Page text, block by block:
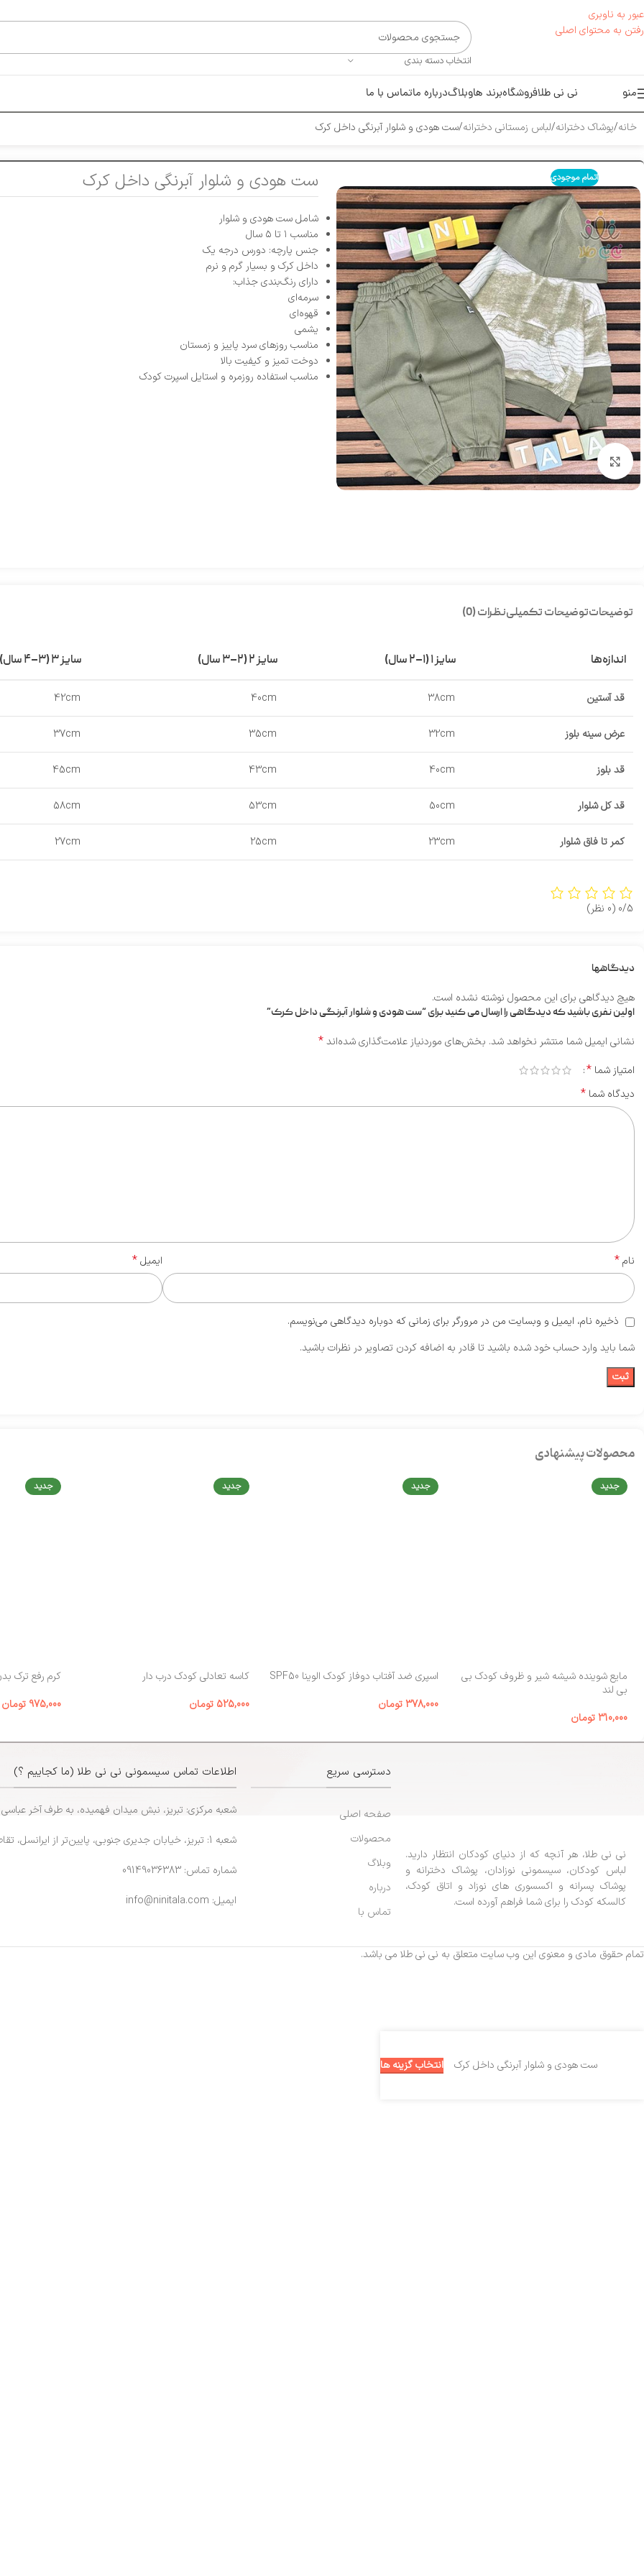
عبور به ناوبری
رفتن به محتوای اصلی
انتخاب دسته بندی
منو نی نی طلافروشگاهبرند هاوبلاگدرباره ماتماس با ما
خانه پوشاک دخترانه لباس زمستانی دخترانه ست هودی و شلوار آبرنگی داخل کرک
اتمام موجودی
بزرگنمایی تصویر
ست هودی و شلوار آبرنگی داخل کرک
شامل ست هودی و شلوار
مناسب ۱ تا ۵ سال
جنس پارچه: دورس درجه یک
داخل کرک و بسیار گرم و نرم
دارای رنگ‌بندی جذاب:
سرمه‌ای
قهوه‌ای
یشمی
مناسب روزهای سرد پاییز و زمستان
دوخت تمیز و کیفیت بالا
مناسب استفاده روزمره و استایل اسپرت کودک
توضیحاتتوضیحات تکمیلینظرات (0)
اندازه‌ها سایز ۱ (۱–۲ سال) سایز ۲ (۲–۳ سال) سایز ۳ (۳–۴ سال)
قد آستین 38cm
40cm
42cm
عرض سینه بلوز 32cm
35cm
37cm
قد بلوز 40cm
43cm
45cm
قد کل شلوار 50cm
53cm
58cm
کمر تا فاق شلوار 23cm
25cm
27cm
0/5 (0 نظر)
دیدگاهها
هیچ دیدگاهی برای این محصول نوشته نشده است.
اولین نفری باشید که دیدگاهی را ارسال می کنید برای “ست هودی و شلوار آبرنگی داخل کرک”
نشانی ایمیل شما منتشر نخواهد شد. بخش‌های موردنیاز علامت‌گذاری شده‌اند*
امتیاز شما *
دیدگاه شما *
نام* ایمیل*
ذخیره نام، ایمیل و وبسایت من در مرورگر برای زمانی که دوباره دیدگاهی می‌نویسم.
شما باید وارد حساب خود شده باشید تا قادر به اضافه کردن تصاویر در نظرات باشید.
محصولات پیشنهادی
جدید
مایع شوینده شیشه شیر و ظروف کودک بی‌
بی لند
310,000تومان
جدید
اسپری ضد آفتاب دوفاز کودک الوینا SPF50
378,000 تومان
جدید
کاسه تعادلی کودک درب‌ دار
525,000 تومان
جدید
کرم رفع ترک
975,000 تومان
نی نی طلا، هر آنچه که از دنیای کودکان انتظار دارید.
لباس کودکان، سیسمونی نوزادان، پوشاک دخترانه و
پوشاک پسرانه و اکسسوری های نوزاد و اتاق کودک،
کالسکه کودک را برای شما فراهم آورده است.
دسترسی سریع
صفحه اصلی
محصولات
وبلاگ
درباره
تماس با
اطلاعات تماس سیسمونی نی نی طلا (ما کجاییم ؟)
شعبه مرکزی: تبریز، نبش میدان فهمیده، به طرف آخر عباسی
شعبه 1: تبریز، خیابان جدیری جنوبی، پایین‌تر از ایرانسل، تقاطع پاشایی
شماره تماس: 09149036383
ایمیل: info@ninitala.com
تمام حقوق مادی و معنوی این وب سایت متعلق به نی نی طلا می باشد.
ست هودی و شلوار آبرنگی داخل کرک انتخاب گزینه ها